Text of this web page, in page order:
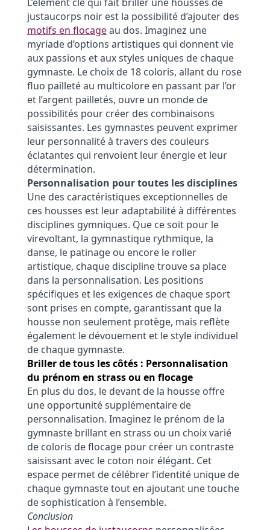
justaucorps noir est la possibilité d’ajouter des
motifs en flocageau dos. Imaginez une
myriade d’options artistiques qui donnent vie
aux passions et aux styles uniques de chaque
gymnaste. Le choix de 18 coloris, allant du rose
fluo pailleté au multicolore en passant par l’or
et l’argent pailletés, ouvre un monde de
possibilités pour créer des combinaisons
saisissantes. Les gymnastes peuvent exprimer
leur personnalité à travers des couleurs
éclatantes qui renvoient leur énergie et leur
détermination.
Personnalisation pour toutes les disciplines
Une des caractéristiques exceptionnelles de
ces housses est leur adaptabilité à différentes
disciplines gymniques. Que ce soit pour le
virevoltant, la gymnastique rythmique, la
danse, le patinage ou encore le roller
artistique, chaque discipline trouve sa place
dans la personnalisation. Les positions
spécifiques et les exigences de chaque sport
sont prises en compte, garantissant que la
housse non seulement protège, mais reflète
également le dévouement et le style individuel
de chaque gymnaste.
Briller de tous les côtés : Personnalisation
du prénom en strass ou en flocage
En plus du dos, le devant de la housse offre
une opportunité supplémentaire de
personnalisation. Imaginez le prénom de la
gymnaste brillant en strass ou un choix varié
de coloris de flocage pour créer un contraste
saisissant avec le coton noir élégant. Cet
espace permet de célébrer l’identité unique de
chaque gymnaste tout en ajoutant une touche
de sophistication à l’ensemble.
Conclusion